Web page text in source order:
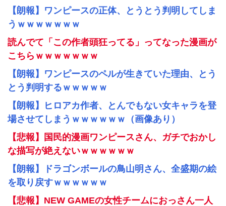
【朗報】ワンピースの正体、とうとう判明してしま
うｗｗｗｗｗｗｗ
読んでて「この作者頭狂ってる」ってなった漫画が
こちらｗｗｗｗｗｗｗ
【朗報】ワンピースのペルが生きていた理由、とう
とう判明するｗｗｗｗｗ
【朗報】ヒロアカ作者、とんでもない女キャラを登
場させてしまうｗｗｗｗｗｗ（画像あり）
【悲報】国民的漫画ワンピースさん、ガチでおかし
な描写が絶えないｗｗｗｗｗｗ
【朗報】ドラゴンボールの鳥山明さん、全盛期の絵
を取り戻すｗｗｗｗｗｗ
【悲報】NEW GAMEの女性チームにおっさん一人